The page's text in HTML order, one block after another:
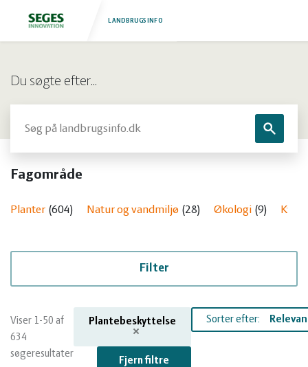
ind
Forside
Kvæg
Natur
Grise
vandmiljø
Planter
Økologi
LANDBRUGSINFO
Du søgte efter…
Søg
Fagområde
Planter 604 Natur og vandmiljø 28 Økologi 9 Kvæg
Filter
Viser 1-50 af
634
søgeresultater
Plantebeskyttelse
Fjern filtre
Sorter efter: